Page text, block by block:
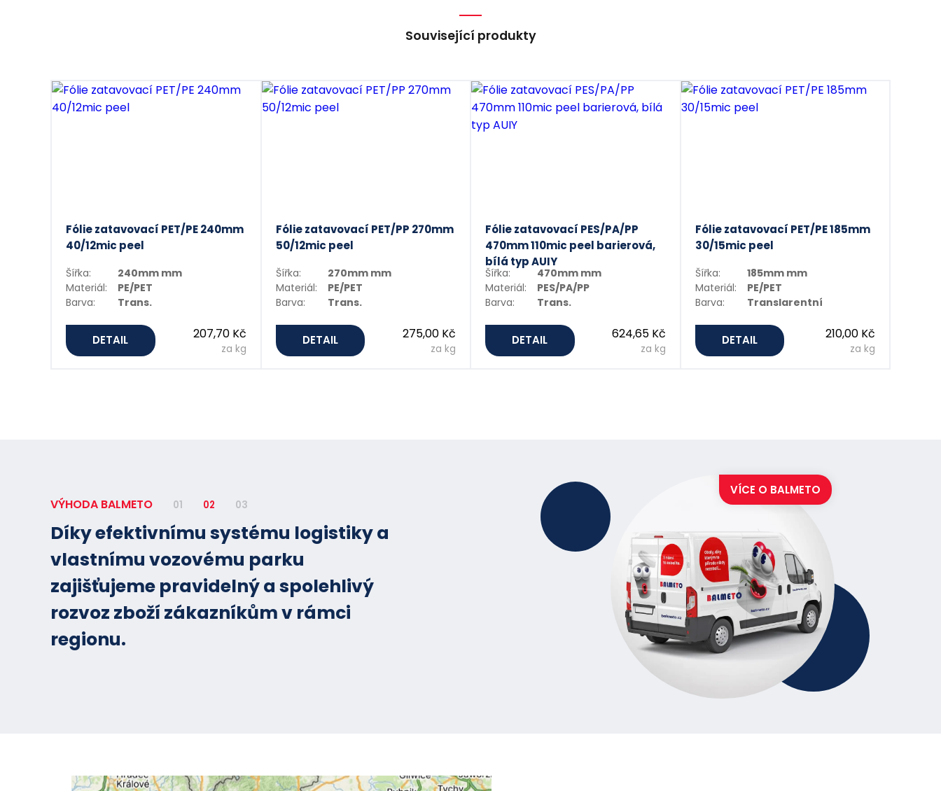
Rozvoz a distribuce hotových jídel
Chlazení a mražení – materiál si zachovává vlastnosti i při nízkých teplotách
Související produkty
Fólie zatavovací PET/PE 240mm
40/12mic peel
Šířka:
240mm mm
Materiál:
PE/PET
Barva:
Trans.
DETAIL 207,70 Kč
za kg
Fólie zatavovací PET/PP 270mm
50/12mic peel
Šířka:
270mm mm
Materiál:
PE/PET
Barva:
Trans.
DETAIL 275,00 Kč
za kg
Fólie zatavovací PES/PA/PP
470mm 110mic peel barierová,
bílá typ AUIY
Šířka:
470mm mm
Materiál:
PES/PA/PP
Barva:
Trans.
DETAIL 624,65 Kč
za kg
Fólie zatavovací PET/PE 185mm
30/15mic peel
Šířka:
185mm mm
Materiál:
PE/PET
Barva:
Translarentní
DETAIL 210,00 Kč
za kg
VÝHODA BALMETO 01 02 03
Díky efektivnímu systému logistiky a
vlastnímu vozovému parku
zajišťujeme pravidelný a spolehlivý
rozvoz zboží zákazníkům v rámci
regionu.
VÍCE O BALMETO